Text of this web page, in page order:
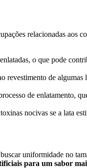
relacionadas aos
o que pode
revestimento de algumas
de enlatamento,
nocivas se a lata
uniformidade no
para um sabor